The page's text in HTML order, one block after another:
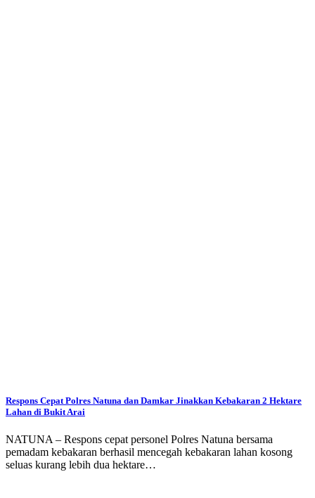
Respons Cepat Polres Natuna dan Damkar Jinakkan Kebakaran 2 Hektare
Lahan di Bukit Arai
NATUNA – Respons cepat personel Polres Natuna bersama
pemadam kebakaran berhasil mencegah kebakaran lahan kosong
seluas kurang lebih dua hektare…